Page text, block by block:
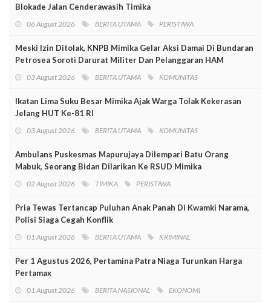
Blokade Jalan Cenderawasih Timika
06 August 2026 BERITA UTAMA PERISTIWA
Meski Izin Ditolak, KNPB Mimika Gelar Aksi Damai Di Bundaran
Petrosea Soroti Darurat Militer Dan Pelanggaran HAM
03 August 2026 BERITA UTAMA KOMUNITAS
Ikatan Lima Suku Besar Mimika Ajak Warga Tolak Kekerasan
Jelang HUT Ke-81 RI
03 August 2026 BERITA UTAMA KOMUNITAS
Ambulans Puskesmas Mapurujaya Dilempari Batu Orang
Mabuk, Seorang Bidan Dilarikan Ke RSUD Mimika
02 August 2026 TIMIKA PERISTIWA
Pria Tewas Tertancap Puluhan Anak Panah Di Kwamki Narama,
Polisi Siaga Cegah Konflik
01 August 2026 BERITA UTAMA KRIMINAL
Per 1 Agustus 2026, Pertamina Patra Niaga Turunkan Harga
Pertamax
01 August 2026 BERITA NASIONAL EKONOMI